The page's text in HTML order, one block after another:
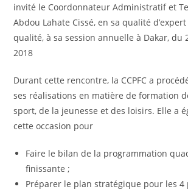
invité le Coordonnateur Administratif et
Abdou Lahate Cissé, en sa qualité
qualité, à sa session annuelle à Dakar, du
2018
Durant cette rencontre, la CCPFC a
ses réalisations en matière de formation
sport, de la jeunesse et des loisirs. Elle a
cette occasion pour
Faire le bilan de la programmation
finissante ;
Préparer le plan stratégique pour les 4